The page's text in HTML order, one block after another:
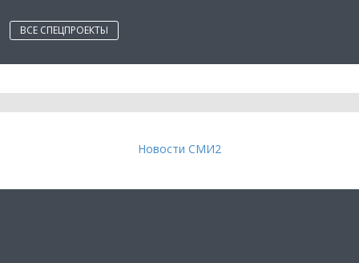
ВСЕ СПЕЦПРОЕКТЫ
Новости СМИ2